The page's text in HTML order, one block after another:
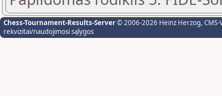
Chess-Tournament-Results-Server© 2006-2026 Heinz Herzog,
rekvizitai/naudojimosi sąlygos